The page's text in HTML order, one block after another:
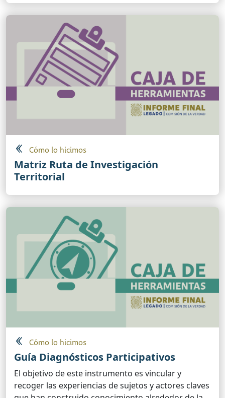
Cómo lo hicimos
Matriz Ruta de Investigación
Territorial
Cómo lo hicimos
Guía Diagnósticos Participativos
El objetivo de este instrumento es vincular y
recoger las experiencias de sujetos y actores claves